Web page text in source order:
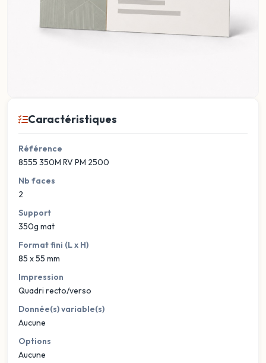
Caractéristiques
Référence
8555 350M RV PM 2500
Nb faces
2
Support
350g mat
Format fini (L x H)
85 x 55 mm
Impression
Quadri recto/verso
Donnée(s) variable(s)
Aucune
Options
Aucune